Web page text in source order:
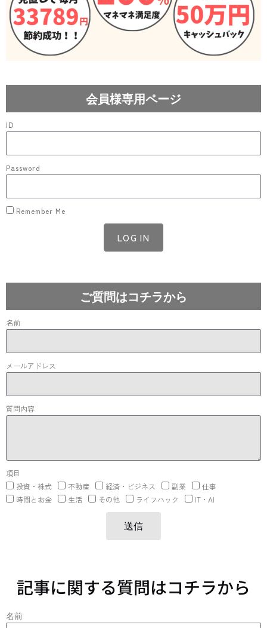
会員様専用ページ
ID
Password
Remember Me
LOG IN
ご質問はコチラから
名前
メールアドレス
質問内容
項目
投資・株式
不動産 経済・ビジネス 副業
仕事
時間とお金
生活 その他 ライフハック IT・AI
送信
記事に関する質問はコチラから
名前